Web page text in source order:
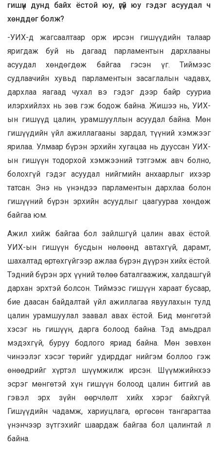
гишүүн дунд байх ёстой юу, үгүй юу гэдэг асуудал ч
хөнддөг болж?
-УИХ-д жагсаалтаар орж ирсэн гишүүдийн талаар
яригдаж буй нь дагаад парламентын дархлааны
асуудал хөндөгдөж байгаа гэсэн үг. Тиймээс
судлаачийн хувьд парламентын засаглалын чадавх,
дархлаа яагаад чухал вэ гэдэг дээр байр сууриа
илэрхийлэх нь зөв гэж бодож байна. Жишээ нь, УИХ-
ын гишүүд цалин, урамшууллын асуудал байна. Мөн
гишүүдийн үйл ажиллагааны зардал, түүний хэмжээг
ярилаа. Улмаар бүрэн эрхийн хугацаа нь дууссан УИХ-
ын гишүүн тодорхой хэмжээний тэтгэмж авч болно,
болохгүй гэдэг асуудал нийгмийн анхаарлыг ихээр
татсан. Энэ нь үнэндээ парламентын дархлаа болон
гишүүний бүрэн эрхийн асуудлыг цаагуураа хөндөж
байгаа юм.
Ажил хийж байгаа бол зайлшгүй цалин авах ёстой.
УИХ-ын гишүүн бусдын нөлөөнд автахгүй, дарамт,
шахалтад өртөхгүйгээр ажлаа бүрэн дүүрэн хийх ёстой.
Тэдний бүрэн эрх үүний төлөө баталгаажиж, халдашгүй
дархан эрхтэй болсон. Тиймээс гишүүн хараат бусаар,
бие даасан байдалтай үйл ажиллагаа явуулахын тулд
цалин урамшуулал заавал авах ёстой. Бид мөнгөтэй
хэсэг нь гишүүн, дарга болоод байна. Тэд амьдрал
мэдэхгүй, буруу бодлого яриад байна. Мөн зөвхөн
чинээлэг хэсэг төрийг удирддаг нийгэм боллоо гэж
өнөөдрийг хүртэл шүүмжилж ирсэн. Шүүмжийнхээ
эсрэг мөнгөтэй хүн гишүүн болоод цалин битгий ав
гэвэл эрх зүйн өөрчлөлт хийх хэрэг байхгүй.
Гишүүдийн чадамж, хариуцлага, өргөсөн тангарагтаа
үнэнчээр зүтгэхийг шаардаж байгаа бол цалинтай л
байна.